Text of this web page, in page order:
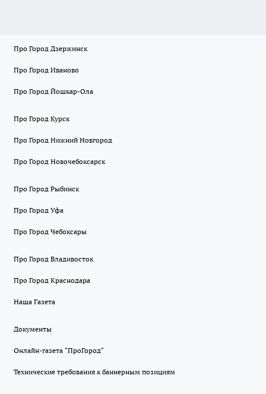
Про Город Дзержинск
Про Город Иваново
Про Город Йошкар-Ола
Про Город Курск
Про Город Нижний Новгород
Про Город Новочебоксарск
Про Город Рыбинск
Про Город Уфа
Про Город Чебоксары
Про Город Владивосток
Про Город Краснодара
Наша Газета
Документы
Онлайн-газета "ПроГород"
Технические требования к баннерным позициям